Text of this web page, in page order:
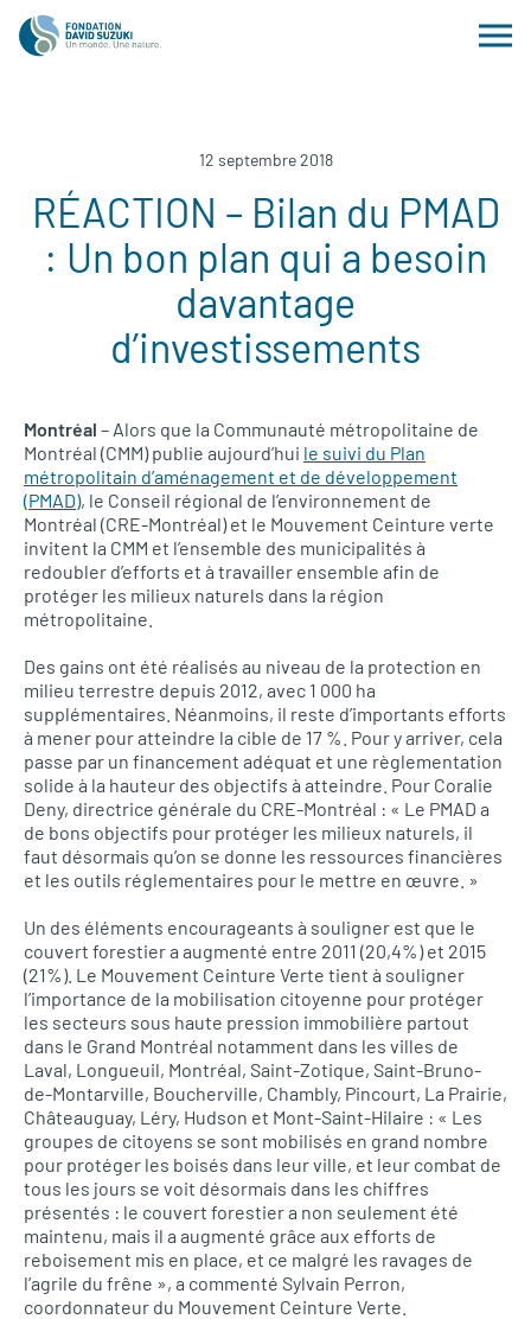
12 septembre 2018
RÉACTION – Bilan du PMAD
: Un bon plan qui a besoin
davantage
d’investissements
Montréal – Alors que la Communauté métropolitaine de
Montréal (CMM) publie aujourd’hui le suivi du Plan
métropolitain d’aménagement et de développement
(PMAD), le Conseil régional de l’environnement de
Montréal (CRE-Montréal) et le Mouvement Ceinture verte
invitent la CMM et l’ensemble des municipalités à
redoubler d’efforts et à travailler ensemble afin de
protéger les milieux naturels dans la région
métropolitaine.
Des gains ont été réalisés au niveau de la protection en
milieu terrestre depuis 2012, avec 1 000 ha
supplémentaires. Néanmoins, il reste d’importants efforts
à mener pour atteindre la cible de 17 %. Pour y arriver, cela
passe par un financement adéquat et une règlementation
solide à la hauteur des objectifs à atteindre. Pour Coralie
Deny, directrice générale du CRE-Montréal : « Le PMAD a
de bons objectifs pour protéger les milieux naturels, il
faut désormais qu’on se donne les ressources financières
et les outils réglementaires pour le mettre en œuvre. »
Un des éléments encourageants à souligner est que le
couvert forestier a augmenté entre 2011 (20,4%) et 2015
(21%). Le Mouvement Ceinture Verte tient à souligner
l’importance de la mobilisation citoyenne pour protéger
les secteurs sous haute pression immobilière partout
dans le Grand Montréal notamment dans les villes de
Laval, Longueuil, Montréal, Saint-Zotique, Saint-Bruno-
de-Montarville, Boucherville, Chambly, Pincourt, La Prairie,
Châteauguay, Léry, Hudson et Mont-Saint-Hilaire : « Les
groupes de citoyens se sont mobilisés en grand nombre
pour protéger les boisés dans leur ville, et leur combat de
tous les jours se voit désormais dans les chiffres
présentés : le couvert forestier a non seulement été
maintenu, mais il a augmenté grâce aux efforts de
reboisement mis en place, et ce malgré les ravages de
l’agrile du frêne », a commenté Sylvain Perron,
coordonnateur du Mouvement Ceinture Verte.